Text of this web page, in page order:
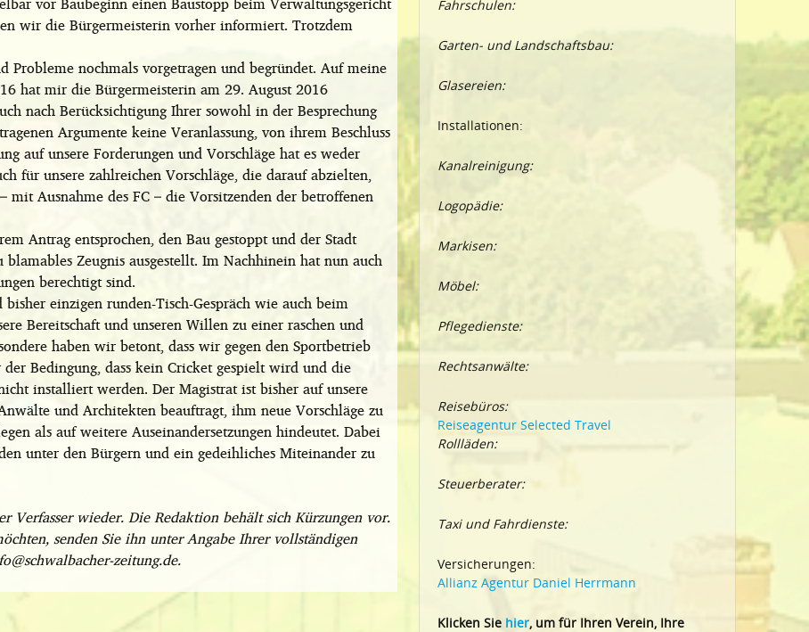
wir die Bürgermeisterin vorher informiert. Trotzdem
Probleme nochmals vorgetragen und begründet. Auf meine
hat mir die Bürgermeisterin am 29. August 2016
nach Berücksichtigung Ihrer sowohl in der Besprechung
Argumente keine Veranlassung, von ihrem Beschluss
auf unsere Forderungen und Vorschläge hat es weder
für unsere zahlreichen Vorschläge, die darauf abzielten,
Ausnahme des FC – die Vorsitzenden der betroffenen
Antrag entsprochen, den Bau gestoppt und der Stadt
Zeugnis ausgestellt. Im Nachhinein hat nun auch
berechtigt sind.
einzigen runden-Tisch-Gespräch wie auch beim
Bereitschaft und unseren Willen zu einer raschen und
haben wir betont, dass wir gegen den Sportbetrieb
Bedingung, dass kein Cricket gespielt wird und die
installiert werden. Der Magistrat ist bisher auf unsere
und Architekten beauftragt, ihm neue Vorschläge zu
als auf weitere Auseinandersetzungen hindeutet. Dabei
unter den Bürgern und ein gedeihliches Miteinander zu
Verfasser wieder. Die Redaktion behält sich Kürzungen vor.
senden Sie ihn unter Angabe Ihrer vollständigen
zeitung.de.
Fahrschulen:
Garten- und Landschaftsbau:
Glasereien:
Installationen:
Kanalreinigung:
Logopädie:
Markisen:
Möbel:
Pflegedienste:
Rechtsanwälte:
Reisebüros:
Reiseagentur Selected Travel
Rollläden:
Steuerberater:
Taxi und Fahrdienste:
Versicherungen:
Allianz Agentur Daniel Herrmann
Klicken Sie hier, um für Ihren Verein, Ihre